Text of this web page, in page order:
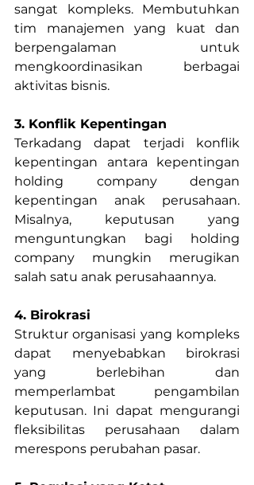
sangat kompleks. Membutuhkan
tim manajemen yang kuat dan
berpengalaman untuk
mengkoordinasikan berbagai
aktivitas bisnis.
3. Konflik Kepentingan
Terkadang dapat terjadi konflik
kepentingan antara kepentingan
holding company dengan
kepentingan anak perusahaan.
Misalnya, keputusan yang
menguntungkan bagi holding
company mungkin merugikan
salah satu anak perusahaannya.
4. Birokrasi
Struktur organisasi yang kompleks
dapat menyebabkan birokrasi
yang berlebihan dan
memperlambat pengambilan
keputusan. Ini dapat mengurangi
fleksibilitas perusahaan dalam
merespons perubahan pasar.